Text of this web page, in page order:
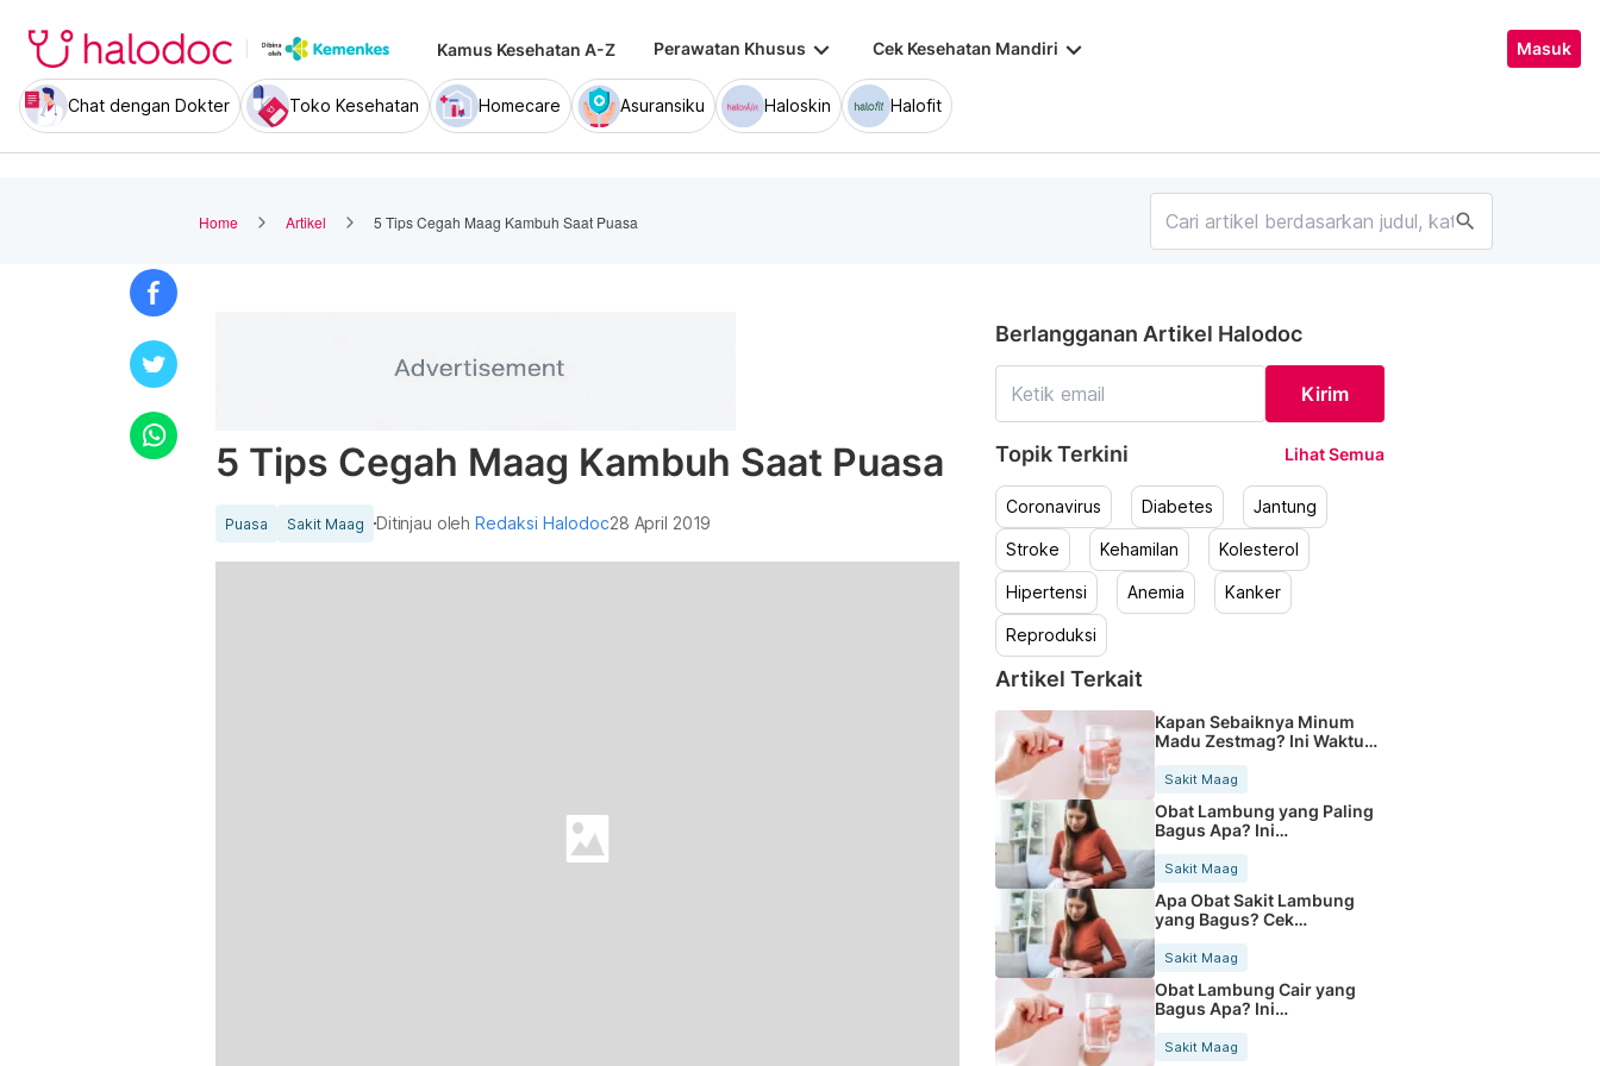
Kamus Kesehatan A-Z Perawatan Khusus keyboard_arrow_down Cek Kesehatan Mandiri keyboard_arrow_down Masuk
Chat dengan Dokter Toko Kesehatan Homecare Asuransiku Haloskin Halofit
Home Artikel 5 Tips Cegah Maag Kambuh Saat Puasa search
5 Tips Cegah Maag Kambuh Saat Puasa
Puasa Sakit Maag Ditinjau olehRedaksi Halodoc28 April 2019
Berlangganan Artikel Halodoc
Kirim
Topik Terkini Lihat Semua
Coronavirus Diabetes Jantung
Stroke Kehamilan Kolesterol
Hipertensi Anemia Kanker
Reproduksi
Artikel Terkait
Kapan Sebaiknya Minum
Madu Zestmag? Ini Waktu
Sakit Maag
Obat Lambung yang Paling
Bagus Apa? Ini
Rekomendasinya
Sakit Maag
Apa Obat Sakit Lambung
yang Bagus? Cek
Rekomendasinya
Sakit Maag
Obat Lambung Cair yang
Bagus Apa? Ini
Sakit Maag